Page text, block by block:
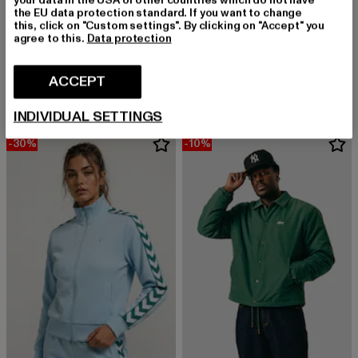
HUMMEL
Short Logotape
EUR 48,99
Derzeitiger Preis: EUR 48,99
EUR 69,99
-30% -10%
the EU data protection standard. If you want to change
this, click on "Custom settings". By clicking on "Accept" you
agree to this. Data protection
ACCEPT
INDIVIDUAL SETTINGS